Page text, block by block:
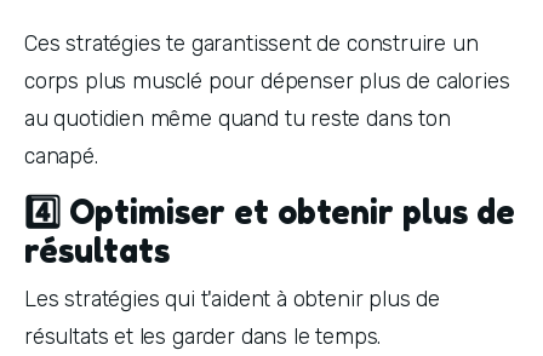
Ces stratégies te garantissent de construire un
corps plus musclé pour dépenser plus de calories
au quotidien même quand tu reste dans ton
canapé.
4️⃣ Optimiser et obtenir plus de
résultats
Les stratégies qui t'aident à obtenir plus de
résultats et les garder dans le temps.